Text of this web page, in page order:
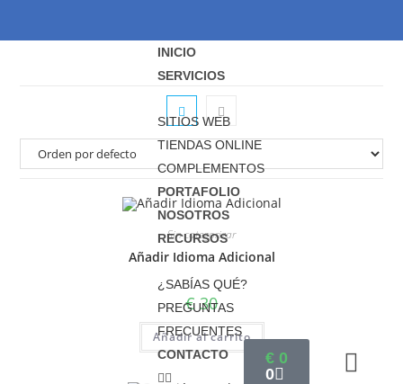
INICIO
SERVICIOS
SITIOS WEB
TIENDAS ONLINE
COMPLEMENTOS
PORTAFOLIO
NOSOTROS
RECURSOS
¿SABÍAS QUÉ?
PREGUNTAS
FRECUENTES
CONTACTO
€0
0
Sin categorizar
Añadir Idioma Adicional
€30
Añadir al carrito